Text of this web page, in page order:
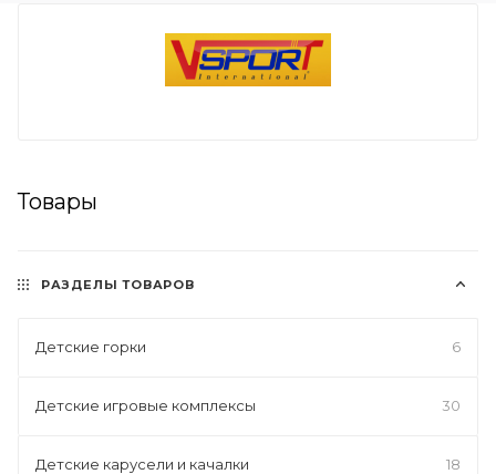
Товары
РАЗДЕЛЫ ТОВАРОВ
Детские горки 6
Детские игровые комплексы 30
Детские карусели и качалки 18